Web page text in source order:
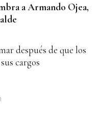
a Armando Ojea,
después de que los
cargos